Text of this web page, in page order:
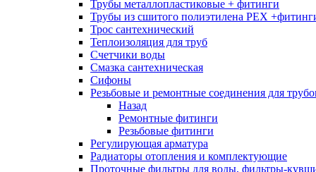
Трубы металлопластиковые + фитинги
Трубы из сшитого полиэтилена PEX
Трос сантехнический
Теплоизоляция для труб
Счетчики воды
Смазка сантехническая
Сифоны
Резьбовые и ремонтные соединения для
Назад
Ремонтные фитинги
Резьбовые фитинги
Регулирующая арматура
Радиаторы отопления и комплектующие
Проточные фильтры для воды, фильтры-